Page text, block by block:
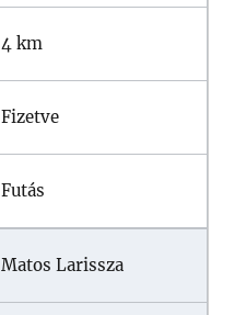
4 km
Fizetve
Futás
Matos Larissza